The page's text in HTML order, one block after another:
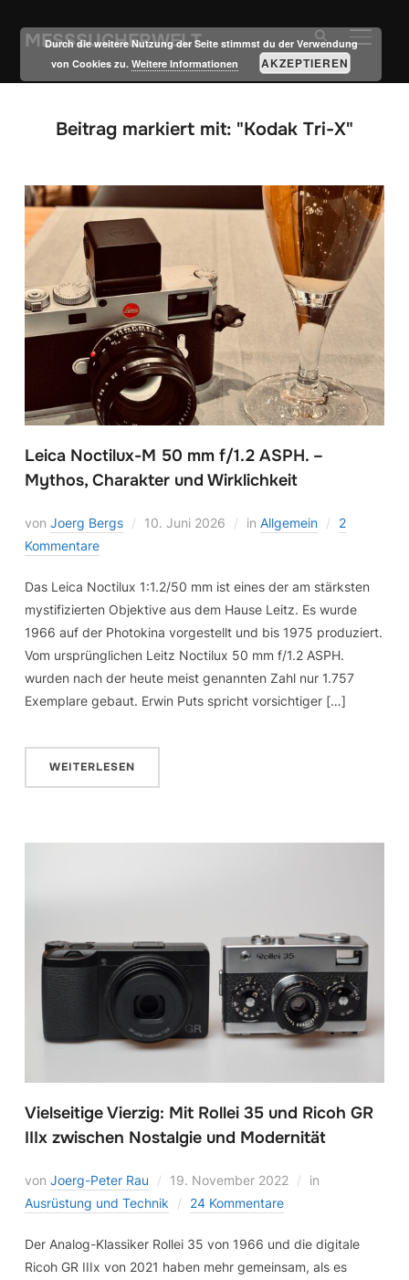
MESSSUCHERWELT
Beitrag markiert mit: "Kodak Tri-X"
Leica Noctilux-M 50 mm f/1.2 ASPH. –
Mythos, Charakter und Wirklichkeit
von Joerg Bergs 10. Juni 2026 in Allgemein
2
Kommentare
Das Leica Noctilux 1:1.2/50 mm ist eines der am stärksten
mystifizierten Objektive aus dem Hause Leitz. Es wurde
1966 auf der Photokina vorgestellt und bis 1975 produziert.
Vom ursprünglichen Leitz Noctilux 50 mm f/1.2 ASPH.
wurden nach der heute meist genannten Zahl nur 1.757
Exemplare gebaut. Erwin Puts spricht vorsichtiger […]
WEITERLESEN
Vielseitige Vierzig: Mit Rollei 35 und Ricoh GR
IIIx zwischen Nostalgie und Modernität
von Joerg-Peter Rau 19. November 2022
in
Ausrüstung und Technik
24 Kommentare
Der Analog-Klassiker Rollei 35 von 1966 und die digitale
Ricoh GR IIIx von 2021 haben mehr gemeinsam, als es
Durch die weitere Nutzung der Seite stimmst du der Verwendung
von Cookies zu.Weitere Informationen AKZEPTIEREN